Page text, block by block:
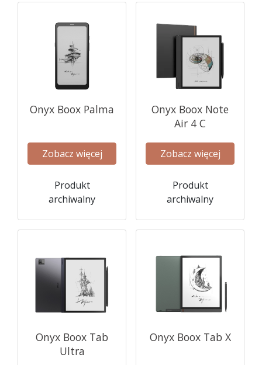
Onyx Boox Palma
Zobacz więcej
Produkt
archiwalny
Onyx Boox Note
Air 4 C
Zobacz więcej
Produkt
archiwalny
Onyx Boox Tab
Ultra
Onyx Boox Tab X